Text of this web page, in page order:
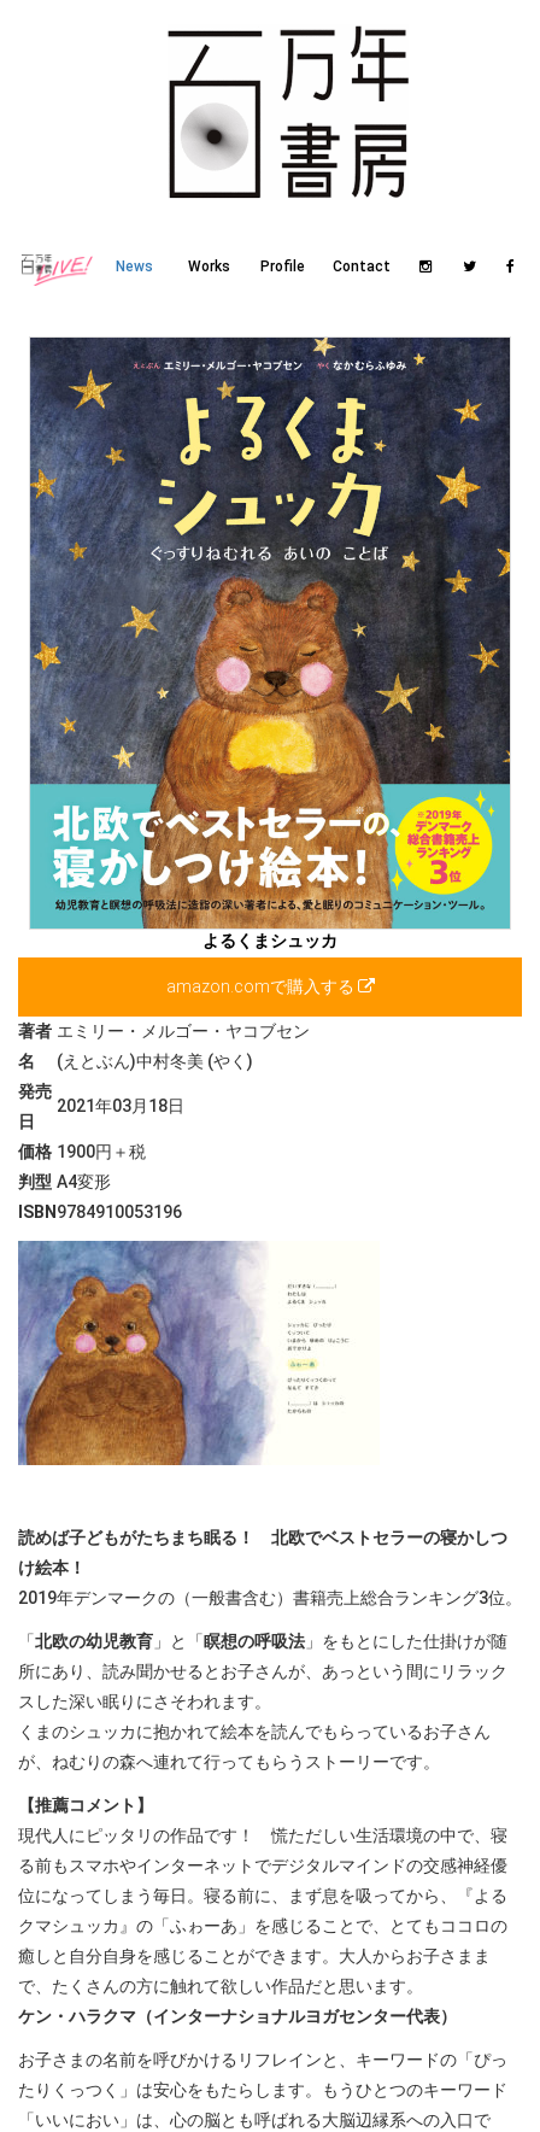
News Works Profile Contact
よるくまシュッカ
amazon.comで購入する
著者
名
エミリー・メルゴー・ヤコブセン
(えとぶん)中村冬美 (やく)
発売
日
2021年03月18日
価格 1900円＋税
判型 A4変形
ISBN 9784910053196
読めば子どもがたちまち眠る！ 北欧でベストセラーの寝かしつ
け絵本！
2019年デンマークの（一般書含む）書籍売上総合ランキング3位。
「北欧の幼児教育 」と「瞑想の呼吸法 」をもとにした仕掛けが随
所にあり、読み聞かせるとお子さんが、あっという間にリラック
スした深い眠りにさそわれます。
くまのシュッカに抱かれて絵本を読んでもらっているお子さん
が、ねむりの森へ連れて行ってもらうストーリーです。
【推薦コメント】
現代人にピッタリの作品です！ 慌ただしい生活環境の中で、寝
る前もスマホやインターネットでデジタルマインドの交感神経優
位になってしまう毎日。寝る前に、まず息を吸ってから、『よる
クマシュッカ』の「ふゎーあ」を感じることで、とてもココロの
癒しと自分自身を感じることができます。大人からお子さまま
で、たくさんの方に触れて欲しい作品だと思います。
ケン・ハラクマ（インターナショナルヨガセンター代表）
お子さまの名前を呼びかけるリフレインと、キーワードの「ぴっ
たりくっつく」は安心をもたらします。もうひとつのキーワード
「いいにおい」は、心の脳とも呼ばれる大脳辺縁系への入口で